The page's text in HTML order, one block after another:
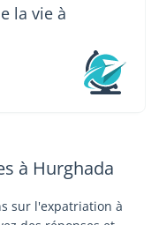
la vie à
à Hurghada
sur l'expatriation à